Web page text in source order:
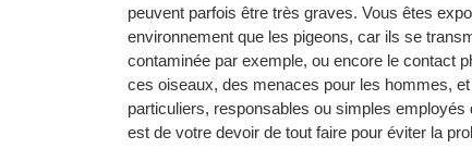
peuvent parfois être très graves. Vous êtes
environnement que les pigeons, car ils se
contaminée par exemple, ou encore le contact
ces oiseaux, des menaces pour les hommes,
particuliers, responsables ou simples
est de votre devoir de tout faire pour éviter la